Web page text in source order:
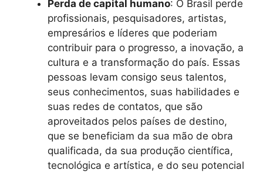
Perda de capital humano: O Brasil perde
profissionais, pesquisadores, artistas,
empresários e líderes que poderiam
contribuir para o progresso, a inovação, a
cultura e a transformação do país. Essas
pessoas levam consigo seus talentos,
seus conhecimentos, suas habilidades e
suas redes de contatos, que são
aproveitados pelos países de destino,
que se beneficiam da sua mão de obra
qualificada, da sua produção científica,
tecnológica e artística, e do seu potencial